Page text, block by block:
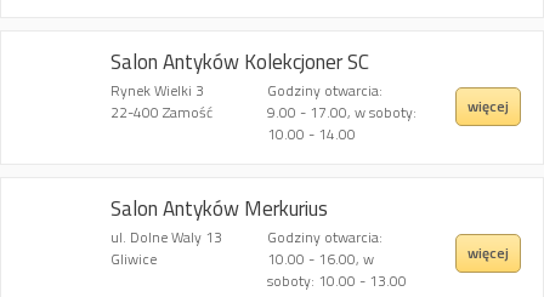
Salon Antyków Kolekcjoner SC
Rynek Wielki 3
22-400 Zamość
Godziny otwarcia:
9.00 - 17.00, w soboty:
10.00 - 14.00
więcej
Salon Antyków Merkurius
ul. Dolne Waly 13
Gliwice
Godziny otwarcia:
10.00 - 16.00, w
soboty: 10.00 - 13.00
więcej